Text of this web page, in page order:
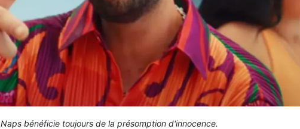
Naps bénéficie toujours de la présomption d'innocence.